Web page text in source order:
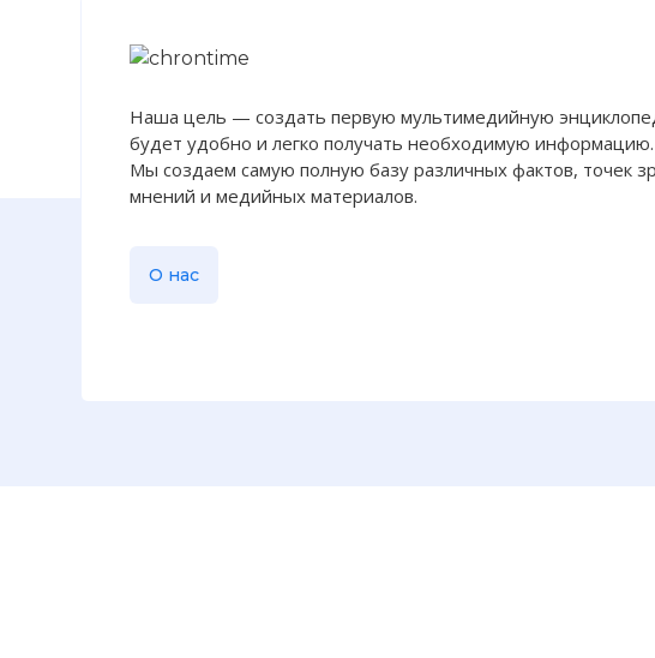
Наша цель — создать первую мультимедийную
будет удобно и легко получать необходимую информацию.
Мы создаем самую полную базу различных фактов, точек
мнений и медийных материалов.
О нас